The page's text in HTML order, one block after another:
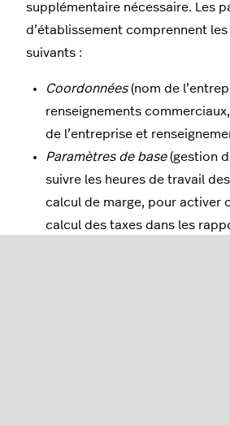
supplémentaire nécessaire. Les
d’établissement comprennent
suivants :
Coordonnées(nom de
renseignements
de l’entreprise et
Paramètres de base(gestion
suivre les heures de travail
calcul de marge, pour activer
calcul des taxes dans les